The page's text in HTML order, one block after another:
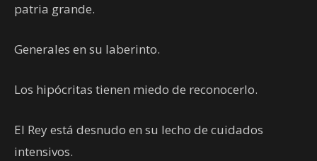
patria grande.
Generales en su laberinto.
Los hipócritas tienen miedo de reconocerlo.
El Rey está desnudo en su lecho de cuidados
intensivos.